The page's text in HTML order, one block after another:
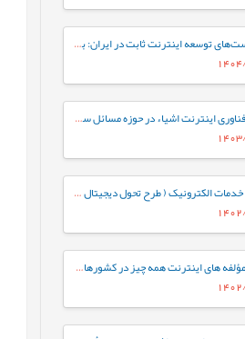
تحلیل محتوای سیاست‌های توسعه اینترنت ثابت در ایران: بررسی اهداف، ابزارها و الگوهای مداخله
ارائه الگوی توسعه فناوری اینترنت اشیاء در حوزه مسائل سلامت و درمان در جهت تحقق اهداف توسعه پایدار
پاسخگویی و کیفیت خدمات الکترونیک ( طرح تحول دیجیتال ) تامین اجتماعی بر اعتمادکارفرمایان کسب‌‌و کارهای کوچک به سازمان تامین اجتماعی با نقش واسطه‌‌‌ای رضایت کارفرما (مطالعه موردی: کارفرمایان کسب‌‌وکارهای کوچک شهرستان شازند)
سوگیری ها و تحقق مؤلفه های اینترنت همه چیز در کشورهای همسایه ایران (مطالعه موردی: امارات متحده عربی و ترکیه)